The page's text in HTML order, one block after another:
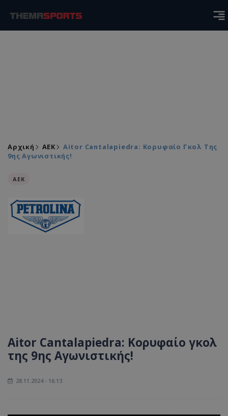
Αρχική ΑEK
Aitor Cantalapiedra: Κορυφαίο Γκολ Της
9ης Αγωνιστικής!
ΑEK
Aitor Cantalapiedra: Κορυφαίο γκολ
της 9ης Αγωνιστικής!
28.11.2024 - 16:13